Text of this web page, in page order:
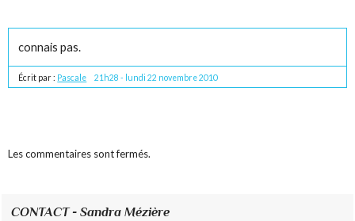
connais pas.
Écrit par : Pascale 21h28 - lundi 22 novembre 2010
Les commentaires sont fermés.
CONTACT - Sandra Mézière